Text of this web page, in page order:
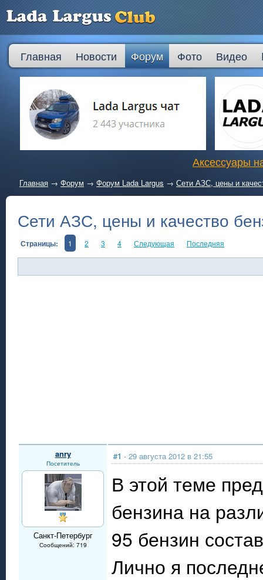
Главная Новости Форум Фото Видео
Аксессуары
Главная → Форум → Форум Lada Largus → Сети АЗС, цены и
Сети АЗС, цены и качество
Страницы: 1 2 3 4 Следующая Последняя
anry
Посетитель
Санкт-Петербург
Сообщений: 719
#1 - 29 августа 2012 в 21:55
В этой теме
бензина на
95 бензин
Лично я